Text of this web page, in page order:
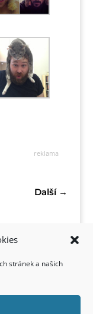
stránek a našich
reklama
Další→